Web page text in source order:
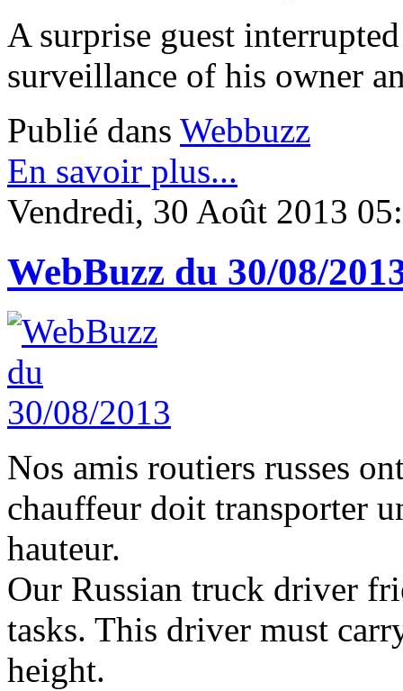
A surprise guest
surveillance of his owner
Publié dans Webbuzz
En savoir plus...
Vendredi, 30 Août 2013
WebBuzz du 30/08/
Nos amis routiers russes
chauffeur doit transporter
hauteur.
Our Russian truck driver
tasks. This driver must
height.